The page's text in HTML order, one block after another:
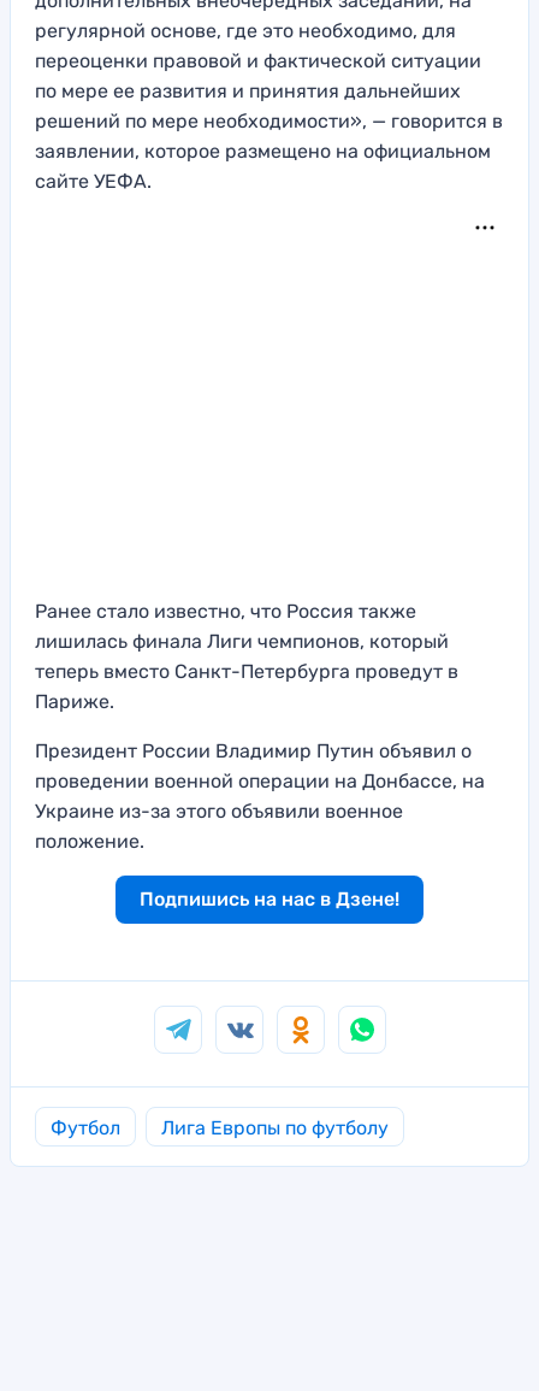
регулярной основе, где это необходимо, для
переоценки правовой и фактической ситуации
по мере ее развития и принятия дальнейших
решений по мере необходимости», — говорится в
заявлении, которое размещено на официальном
сайте УЕФА.
Ранее стало известно, что Россия также
лишилась финала Лиги чемпионов, который
теперь вместо Санкт-Петербурга проведут в
Париже.
Президент России Владимир Путин объявил о
проведении военной операции на Донбассе, на
Украине из-за этого объявили военное
положение.
Подпишись на нас в Дзене!
Футбол Лига Европы по футболу